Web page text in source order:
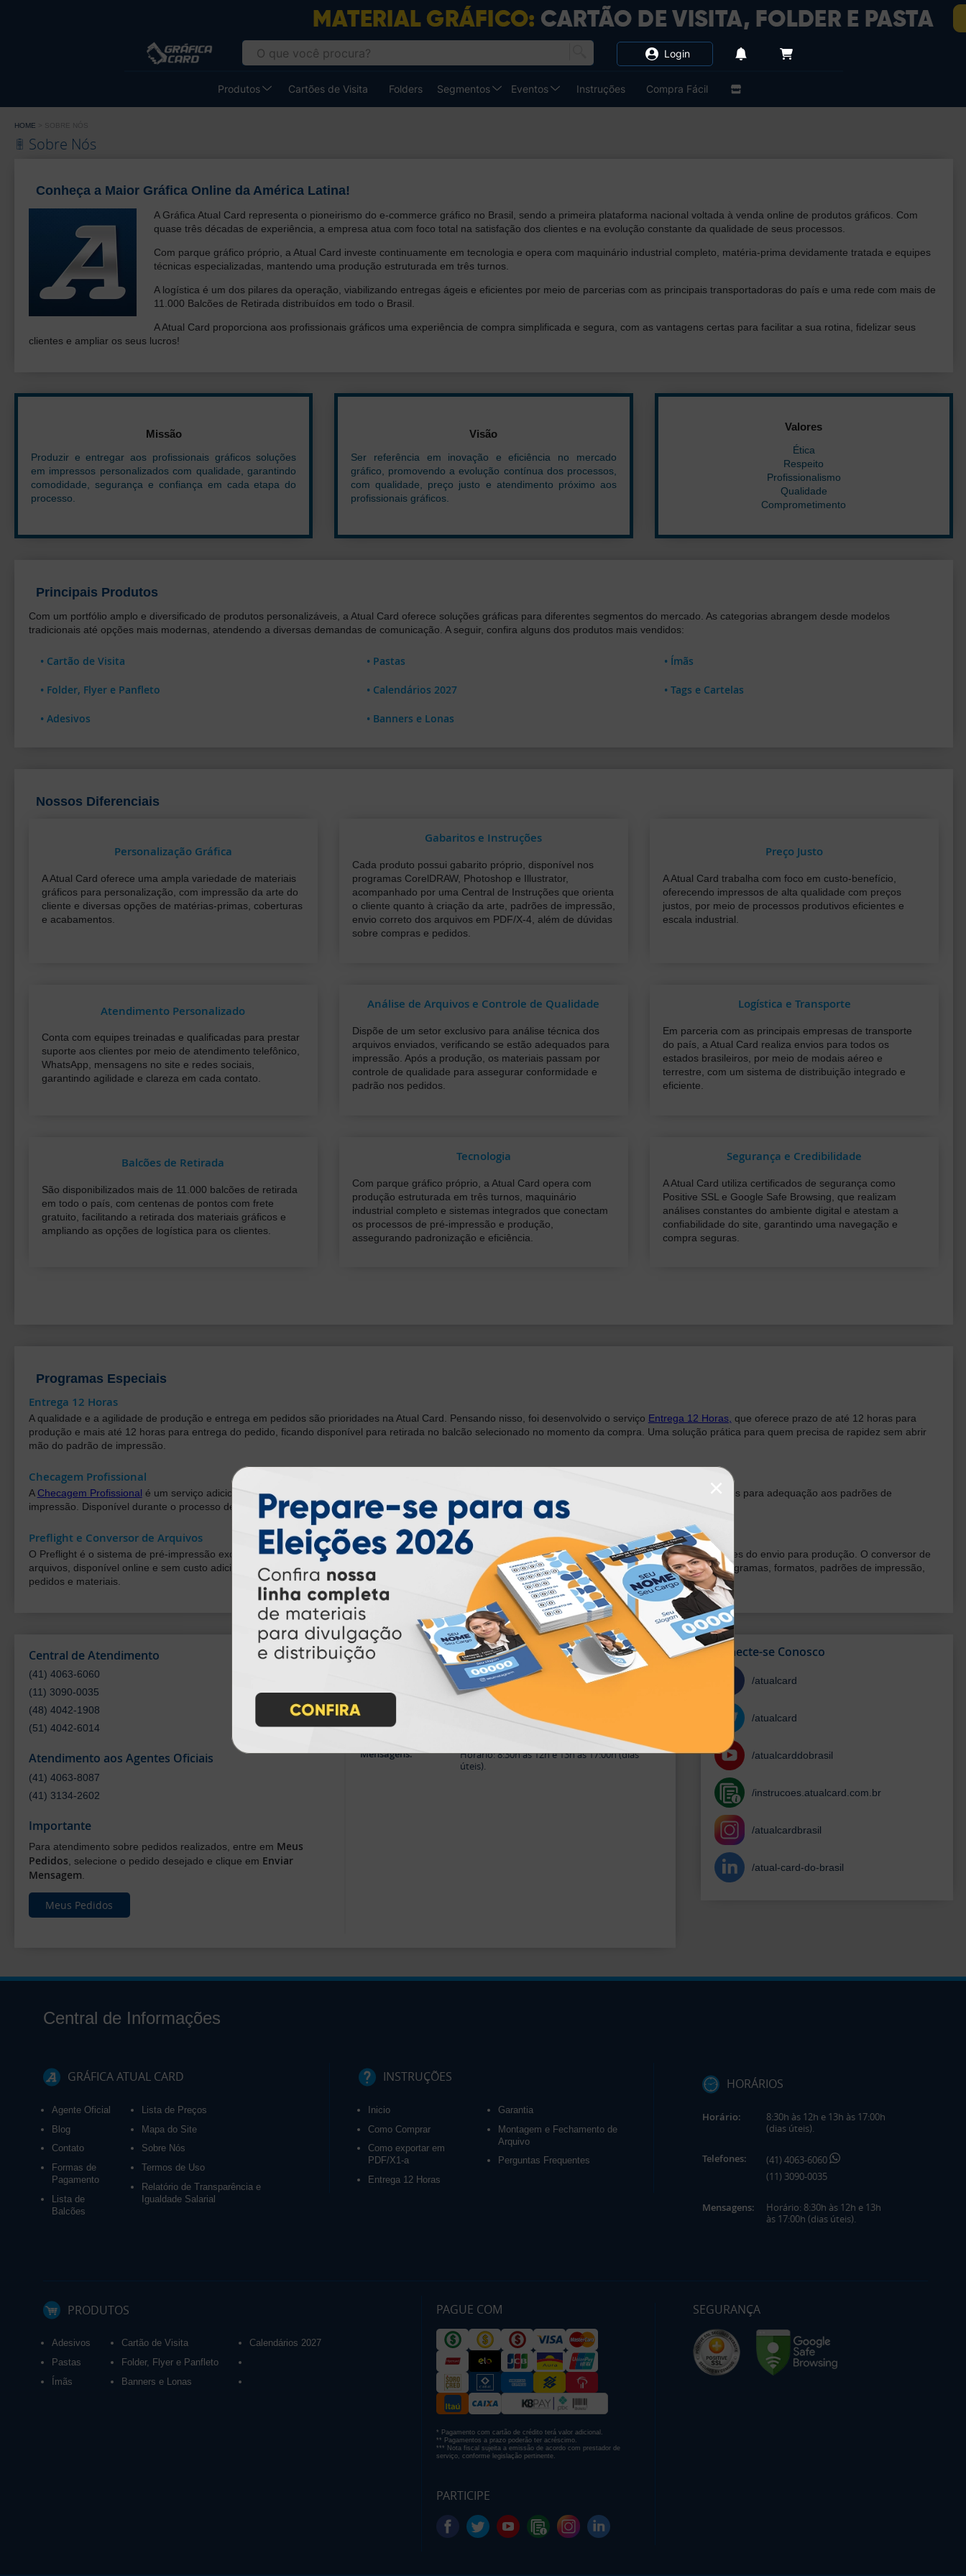
Gráfica
Atual
Cartão
Produtos Cartões de Visita Folders Segmentos Eventos Instruções Compra Fácil
Login
HOME SOBRE NÓS
Sobre Nós
Conheça a Maior Gráfica Online da América Latina!
A Gráfica Atual Card representa o pioneirismo do e-commerce gráfico no Brasil, sendo a primeira plataforma nacional voltada à venda online de produtos gráficos. Com
quase três décadas de experiência, a empresa atua com foco total na satisfação dos clientes e na evolução constante da qualidade de seus processos.
Com parque gráfico próprio, a Atual Card investe continuamente em tecnologia e opera com maquinário industrial completo, matéria-prima devidamente tratada e equipes
técnicas especializadas, mantendo uma produção estruturada em três turnos.
A logística é um dos pilares da operação, viabilizando entregas ágeis e eficientes por meio de parcerias com as principais transportadoras do país e uma rede com mais de
11.000 Balcões de Retirada distribuídos em todo o Brasil.
A Atual Card proporciona aos profissionais gráficos uma experiência de compra simplificada e segura, com as vantagens certas para facilitar a sua rotina, fidelizar seus
clientes e ampliar os seus lucros!
Missão
Produzir e entregar aos profissionais gráficos soluções
em impressos personalizados com qualidade, garantindo
comodidade, segurança e confiança em cada etapa do
processo.
Visão
Ser referência em inovação e eficiência no mercado
gráfico, promovendo a evolução contínua dos processos,
com qualidade, preço justo e atendimento próximo aos
profissionais gráficos.
Valores
Ética
Respeito
Profissionalismo
Qualidade
Comprometimento
Principais Produtos
Com um portfólio amplo e diversificado de produtos personalizáveis, a Atual Card oferece soluções gráficas para diferentes segmentos do mercado. As categorias abrangem desde modelos
tradicionais até opções mais modernas, atendendo a diversas demandas de comunicação. A seguir, confira alguns dos produtos mais vendidos:
• Cartão de Visita
• Folder, Flyer e Panfleto
• Adesivos
• Pastas
• Calendários 2027
• Banners e Lonas
• Ímãs
• Tags e Cartelas
Nossos Diferenciais
Personalização Gráfica
A Atual Card oferece uma ampla variedade de materiais
gráficos para personalização, com impressão da arte do
cliente e diversas opções de matérias-primas, coberturas
e acabamentos.
Gabaritos e Instruções
Cada produto possui gabarito próprio, disponível nos
programas CorelDRAW, Photoshop e Illustrator,
acompanhado por uma Central de Instruções que orienta
o cliente quanto à criação da arte, padrões de impressão,
envio correto dos arquivos em PDF/X-4, além de dúvidas
sobre compras e pedidos.
Preço Justo
A Atual Card trabalha com foco em custo-benefício,
oferecendo impressos de alta qualidade com preços
justos, por meio de processos produtivos eficientes e
escala industrial.
Atendimento Personalizado
Conta com equipes treinadas e qualificadas para prestar
suporte aos clientes por meio de atendimento telefônico,
WhatsApp, mensagens no site e redes sociais,
garantindo agilidade e clareza em cada contato.
Análise de Arquivos e Controle de Qualidade
Dispõe de um setor exclusivo para análise técnica dos
arquivos enviados, verificando se estão adequados para
impressão. Após a produção, os materiais passam por
controle de qualidade para assegurar conformidade e
padrão nos pedidos.
Logística e Transporte
Em parceria com as principais empresas de transporte
do país, a Atual Card realiza envios para todos os
estados brasileiros, por meio de modais aéreo e
terrestre, com um sistema de distribuição integrado e
eficiente.
Balcões de Retirada
São disponibilizados mais de 11.000 balcões de retirada
em todo o país, com centenas de pontos com frete
gratuito, facilitando a retirada dos materiais gráficos e
ampliando as opções de logística para os clientes.
Tecnologia
Com parque gráfico próprio, a Atual Card opera com
produção estruturada em três turnos, maquinário
industrial completo e sistemas integrados que conectam
os processos de pré-impressão e produção,
assegurando padronização e eficiência.
Segurança e Credibilidade
A Atual Card utiliza certificados de segurança como
Positive SSL e Google Safe Browsing, que realizam
análises constantes do ambiente digital e atestam a
confiabilidade do site, garantindo uma navegação e
compra seguras.
Programas Especiais
Entrega 12 Horas
A qualidade e a agilidade de produção e entrega em pedidos são prioridades na Atual Card. Pensando nisso, foi desenvolvido o serviço Entrega 12 Horas, que oferece prazo de até 12 horas para
produção e mais até 12 horas para entrega do pedido, ficando disponível para retirada no balcão selecionado no momento da compra. Uma solução prática para quem precisa de rapidez sem abrir
mão do padrão de impressão.
Checagem Profissional
A Checagem Profissional é um serviço adicional que complementa a análise tradicional de arquivos, permitindo a realização de ajustes técnicos necessários para adequação aos padrões de
impressão. Disponível durante o processo de compra, o serviço foi criado para orientar e auxiliar o cliente, garantindo maior segurança no envio das artes.
Preflight e Conversor de Arquivos
O Preflight é o sistema de pré-impressão exclusivo da Atual Card, compatível com arquivos em PDF/X-4, que permite a visualização prévia do material antes do envio para produção. O conversor de
arquivos, disponível online e sem custo adicional, possibilita a conversão para o formato adequado. Acesse aCentral de Instruções e saiba mais sobre programas, formatos, padrões de impressão,
pedidos e materiais.
Central de Atendimento
(41) 4063-6060
(11) 3090-0035
(48) 4042-1908
(51) 4042-6014
Atendimento aos Agentes Oficiais
(41) 4063-8087
(41) 3134-2602
Importante
Para atendimento sobre pedidos realizados, entre em Meus
Pedidos, selecione o pedido desejado e clique em Enviar
Mensagem.
Meus Pedidos
Horários de Atendimento
8:30h às 12h e 13h às 17:00h (dias úteis).
(41) 4063-6060
Mensagens:
Horário: 8:30h às 12h e 13h às 17:00h (dias
úteis).
Conecte-se Conosco
/atualcard
/atualcard
/atualcarddobrasil
/instrucoes.atualcard.com.br
/atualcardbrasil
/atual-card-do-brasil
Central de Informações
GRÁFICA ATUAL CARD
Agente Oficial
Blog
Contato
Formas de
Pagamento
Lista de
Balcões
Lista de Preços
Mapa do Site
Sobre Nós
Termos de Uso
Relatório de Transparência e
Igualdade Salarial
INSTRUÇÕES
Inicio
Como Comprar
Como exportar em
PDF/X1-a
Entrega 12 Horas
Garantia
Montagem e Fechamento de
Arquivo
Perguntas Frequentes
HORÁRIOS
Horário:
8:30h às 12h e 13h às 17:00h
(dias úteis).
Telefones:
(41) 4063-6060
(11) 3090-0035
Mensagens:
Horário: 8:30h às 12h e 13h
às 17:00h (dias úteis).
PRODUTOS
Adesivos
Pastas
Ímãs
Cartão de Visita
Folder, Flyer e Panfleto
Banners e Lonas
Calendários 2027
PAGUE COM
* Pagamento com cartão de crédito terá valor adicional.
** Pagamentos a prazo poderão ter acréscimo.
*** Nota fiscal sujeita a emissão de acordo com prestador de
serviço, conforme legislação pertinente.
PARTICIPE
SEGURANÇA